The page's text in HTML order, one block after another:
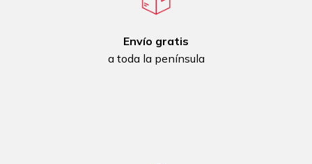
Envío gratis
a toda la península